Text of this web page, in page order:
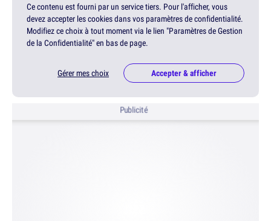
Ce contenu est fourni par un service tiers. Pour l'afficher, vous
devez accepter les cookies dans vos paramètres de confidentialité.
Modifiez ce choix à tout moment via le lien "Paramètres de Gestion
de la Confidentialité" en bas de page.
Gérer mes choix Accepter & afficher
Publicité